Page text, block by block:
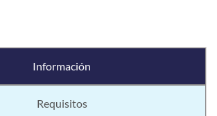
Información
Requisitos